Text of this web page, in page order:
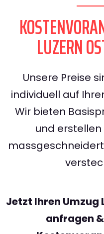
LUZERN
Unsere Preise
individuell auf
Wir bieten
und
Jetzt Ihren Umzug
anfragen